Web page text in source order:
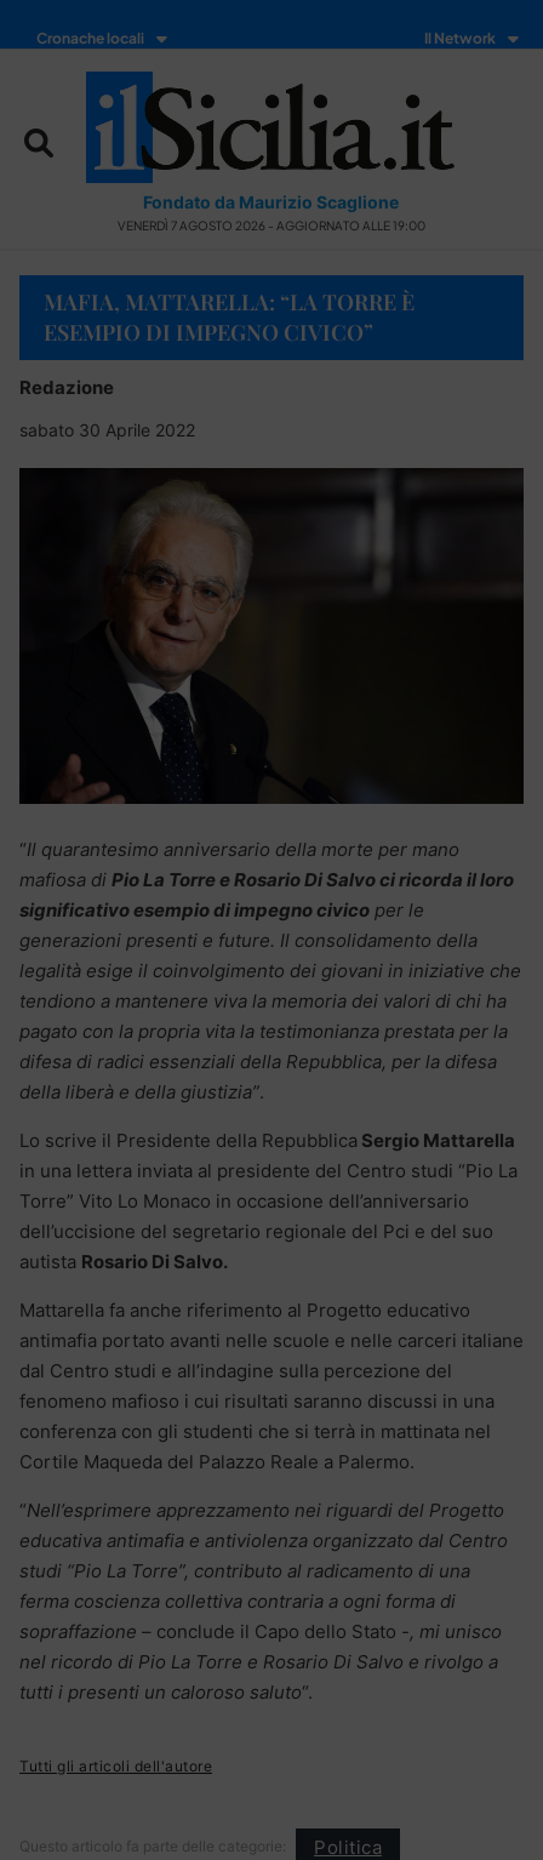
Cronache locali Il Network
Fondato da Maurizio Scaglione
VENERDÌ 7 AGOSTO 2026 - AGGIORNATO ALLE 19:00
MAFIA, MATTARELLA: “LA TORRE È
ESEMPIO DI IMPEGNO CIVICO”
Redazione
sabato 30 Aprile 2022
“Il quarantesimo anniversario della morte per mano
mafiosa di Pio La Torre e Rosario Di Salvo ci ricorda il loro
significativo esempio di impegno civico per le
generazioni presenti e future. Il consolidamento della
legalità esige il coinvolgimento dei giovani in iniziative che
tendiono a mantenere viva la memoria dei valori di chi ha
pagato con la propria vita la testimonianza prestata per la
difesa di radici essenziali della Repubblica, per la difesa
della liberà e della giustizia”.
Lo scrive il Presidente della Repubblica Sergio Mattarella
in una lettera inviata al presidente del Centro studi “Pio La
Torre” Vito Lo Monaco in occasione dell’anniversario
dell’uccisione del segretario regionale del Pci e del suo
autista Rosario Di Salvo.
Mattarella fa anche riferimento al Progetto educativo
antimafia portato avanti nelle scuole e nelle carceri italiane
dal Centro studi e all’indagine sulla percezione del
fenomeno mafioso i cui risultati saranno discussi in una
conferenza con gli studenti che si terrà in mattinata nel
Cortile Maqueda del Palazzo Reale a Palermo.
“Nell’esprimere apprezzamento nei riguardi del Progetto
educativa antimafia e antiviolenza organizzato dal Centro
studi “Pio La Torre”, contributo al radicamento di una
ferma coscienza collettiva contraria a ogni forma di
sopraffazione – conclude il Capo dello Stato -, mi unisco
nel ricordo di Pio La Torre e Rosario Di Salvo e rivolgo a
tutti i presenti un caloroso saluto“.
Tutti gli articoli dell'autore
Questo articolo fa parte delle categorie: Politica